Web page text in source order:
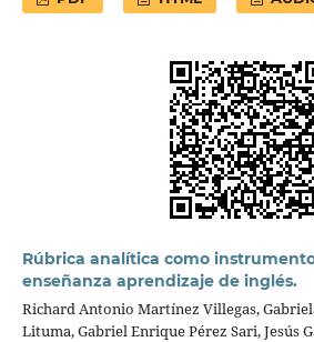
Rúbrica analítica como
enseñanza aprendizaje de inglés.
Richard Antonio Martínez Villegas,
Lituma, Gabriel Enrique Pérez Sari, Jesús